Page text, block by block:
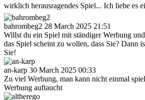
wirklich herausragendes Spiel... Ich liebe
bahrombeg2 28 March 2025 21:51
Willst du ein Spiel mit ständiger Werbung
das Spiel scheint zu wollen, dass Sie? Dann
Sie!
an-karp 30 March 2025 00:33
Zu viel Werbung, man kann nicht einmal
Werbung auftaucht